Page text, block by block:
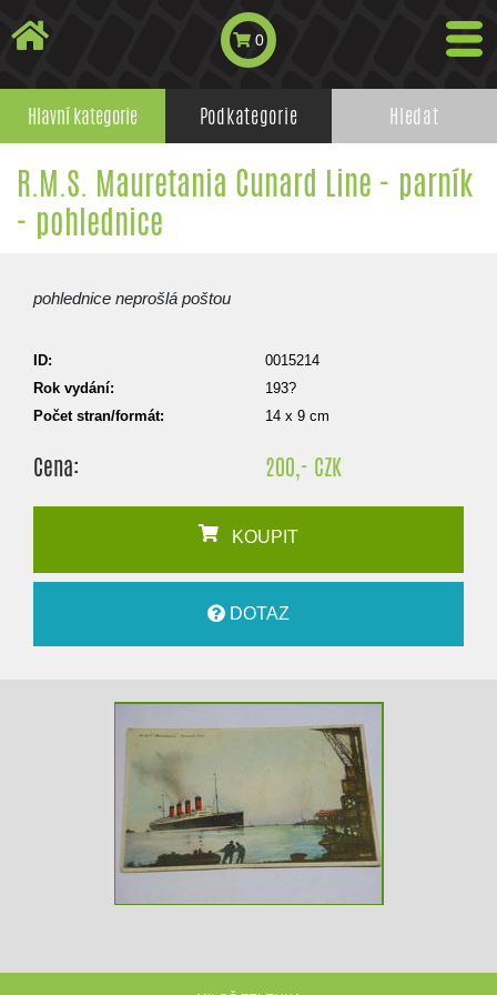
0
Hlavní kategorie Podkategorie Hledat
R.M.S. Mauretania Cunard Line - parník
- pohlednice
pohlednice neprošlá poštou
ID:
0015214
Rok vydání:
193?
Počet stran/formát:
14 x 9 cm
Cena: 200,- CZK
KOUPIT
DOTAZ